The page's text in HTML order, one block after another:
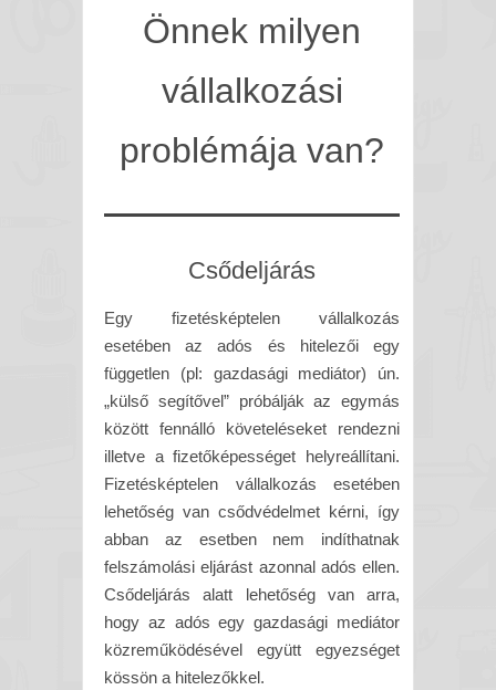
Önnek milyen
vállalkozási
problémája van?
Csődeljárás
Egy fizetésképtelen vállalkozás
esetében az adós és hitelezői egy
független (pl: gazdasági mediátor) ún.
„külső segítővel” próbálják az egymás
között fennálló követeléseket rendezni
illetve a fizetőképességet helyreállítani.
Fizetésképtelen vállalkozás esetében
lehetőség van csődvédelmet kérni, így
abban az esetben nem indíthatnak
felszámolási eljárást azonnal adós ellen.
Csődeljárás alatt lehetőség van arra,
hogy az adós egy gazdasági mediátor
közreműködésével együtt egyezséget
kössön a hitelezőkkel.